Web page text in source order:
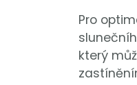
Pro
který